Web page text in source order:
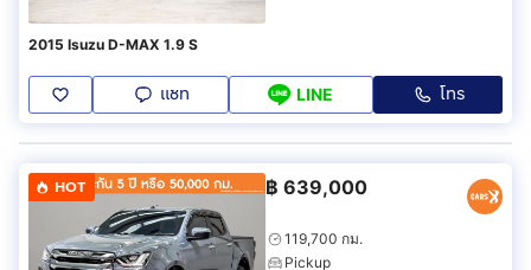
2015 Isuzu D-MAX 1.9 S
แชท LINE โทร
HOT ฿ 639,000
119,700 กม.
Pickup